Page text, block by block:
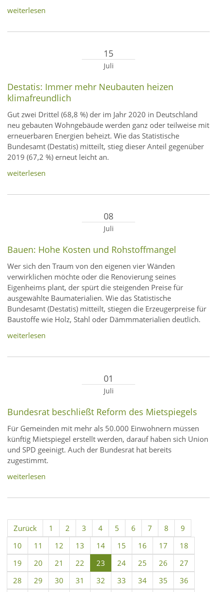
weiterlesen
15
Juli
Destatis: Immer mehr Neubauten heizen
klimafreundlich
Gut zwei Drittel (68,8 %) der im Jahr 2020 in Deutschland
neu gebauten Wohngebäude werden ganz oder teilweise mit
erneuerbaren Energien beheizt. Wie das Statistische
Bundesamt (Destatis) mitteilt, stieg dieser Anteil gegenüber
2019 (67,2 %) erneut leicht an.
weiterlesen
08
Juli
Bauen: Hohe Kosten und Rohstoffmangel
Wer sich den Traum von den eigenen vier Wänden
verwirklichen möchte oder die Renovierung seines
Eigenheims plant, der spürt die steigenden Preise für
ausgewählte Baumaterialien. Wie das Statistische
Bundesamt (Destatis) mitteilt, stiegen die Erzeugerpreise für
Baustoffe wie Holz, Stahl oder Dämmmaterialien deutlich.
weiterlesen
01
Juli
Bundesrat beschließt Reform des Mietspiegels
Für Gemeinden mit mehr als 50.000 Einwohnern müssen
künftig Mietspiegel erstellt werden, darauf haben sich Union
und SPD geeinigt. Auch der Bundesrat hat bereits
zugestimmt.
weiterlesen
Zurück 1 2 3 4 5 6 7 8
9
10
11 12 13 14 15 16 17
18
19
20 21 22 23 24 25 26
27
28
29 30 31 32 33 34 35 36